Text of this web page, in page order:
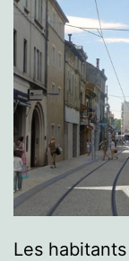
Les